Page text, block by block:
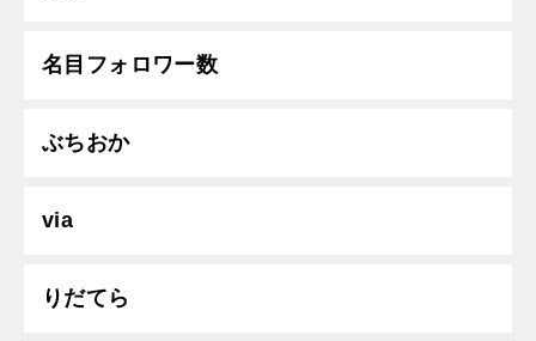
名目フォロワー数
ぶちおか
via
りだてら